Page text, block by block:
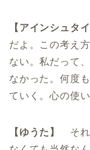
【アインシュタ
だよ。この考え
ない。私だって
なかった。何度
ていく。心の使
【ゆうた】 そ